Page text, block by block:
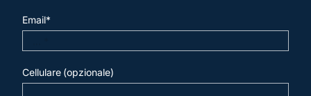
Email*
Cellulare (opzionale)